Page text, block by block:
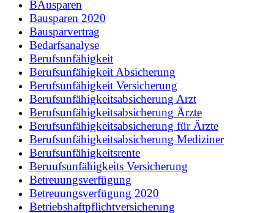
BAusparen
Bausparen 2020
Bausparvertrag
Bedarfsanalyse
Berufsunfähigkeit
Berufsunfähigkeit Absicherung
Berufsunfähigkeit Versicherung
Berufsunfähigkeitsabsicherung Arzt
Berufsunfähigkeitsabsicherung Ärzte
Berufsunfähigkeitsabsicherung für Ärzte
Berufsunfähigkeitsabsicherung Mediziner
Berufsunfähigkeitsrente
Beruufsunfähigkeits Versicherung
Betreuungsverfügung
Betreuungsverfügung 2020
Betriebshaftpflichtversicherung